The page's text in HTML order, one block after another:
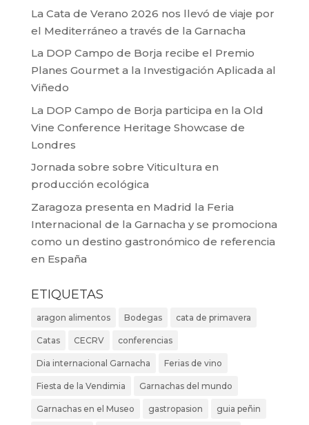
La Cata de Verano 2026 nos llevó de viaje por
el Mediterráneo a través de la Garnacha
La DOP Campo de Borja recibe el Premio
Planes Gourmet a la Investigación Aplicada al
Viñedo
La DOP Campo de Borja participa en la Old
Vine Conference Heritage Showcase de
Londres
Jornada sobre sobre Viticultura en
producción ecológica
Zaragoza presenta en Madrid la Feria
Internacional de la Garnacha y se promociona
como un destino gastronómico de referencia
en España
ETIQUETAS
aragon alimentos Bodegas cata de primavera
Catas CECRV conferencias
Dia internacional Garnacha Ferias de vino
Fiesta de la Vendimia Garnachas del mundo
Garnachas en el Museo gastropasion guia peñin